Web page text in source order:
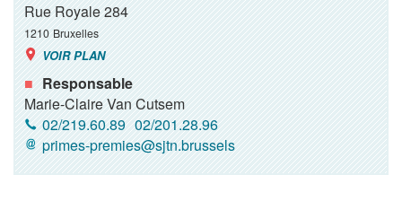
Rue Royale 284
1210 Bruxelles
VOIR PLAN
Responsable
Marie-Claire Van Cutsem
02/219.60.89 02/201.28.96
primes-premies@sjtn.brussels